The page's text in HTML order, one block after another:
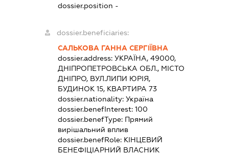
dossier.position -
dossier.beneficiaries:
САЛЬКОВА ГАННА СЕРГІЇВНА
dossier.address:УКРАЇНА, 49000,
ДНІПРОПЕТРОВСЬКА ОБЛ., МІСТО
ДНІПРО, ВУЛ.ЛИПИ ЮРІЯ,
БУДИНОК 15, КВАРТИРА 73
dossier.nationality:Україна
dossier.benefInterest:100
dossier.benefType: Прямий
вирішальний вплив
dossier.benefRole: КІНЦЕВИЙ
БЕНЕФІЦІАРНИЙ ВЛАСНИК